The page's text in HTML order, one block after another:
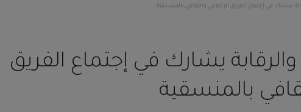
يشارك في إجتماع الفريق الإعلامي والثقافي بالمنسقية
والرقابة يشارك في إجتماع الفريق
بالمنسقية